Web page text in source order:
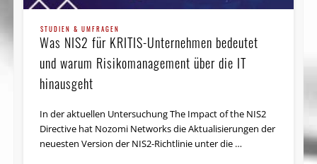
STUDIEN & UMFRAGEN
Was NIS2 für KRITIS-Unternehmen bedeutet
und warum Risikomanagement über die IT
hinausgeht
In der aktuellen Untersuchung The Impact of the NIS2
Directive hat Nozomi Networks die Aktualisierungen der
neuesten Version der NIS2-Richtlinie unter die …